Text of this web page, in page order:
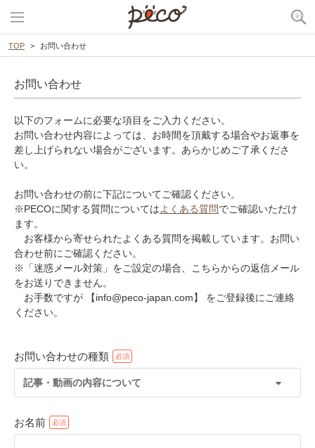
TOP お問い合わせ
お問い合わせ
以下のフォームに必要な項目をご入力ください。
お問い合わせ内容によっては、お時間を頂戴する場合やお返事を
差し上げられない場合がございます。あらかじめご了承くださ
い。
お問い合わせの前に下記についてご確認ください。
※PECOに関する質問についてはよくある質問でご確認いただけ
ます。
お客様から寄せられたよくある質問を掲載しています。お問い
合わせ前にご確認ください。
※「迷惑メール対策」をご設定の場合、こちらからの返信メール
をお送りできません。
お手数ですが 【info@peco-japan.com】 をご登録後にご連絡
ください。
お問い合わせの種類
記事・動画の内容について
お名前